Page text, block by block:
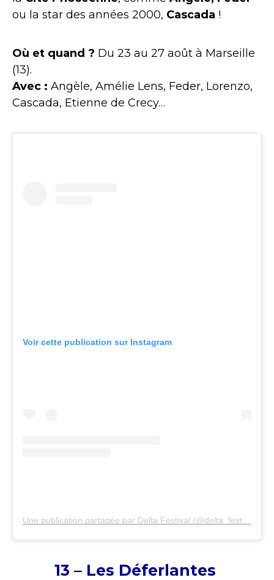
ou la star des années 2000, Cascada !
Où et quand ? Du 23 au 27 août à Marseille
(13).
Avec : Angèle, Amélie Lens, Feder, Lorenzo,
Cascada, Etienne de Crecy…
Voir cette publication sur Instagram
13 – Les Déferlantes